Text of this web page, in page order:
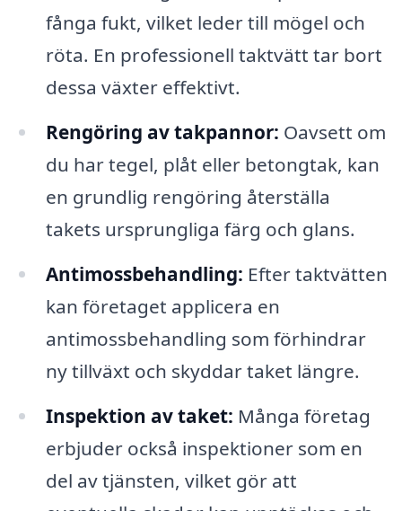
fånga fukt, vilket leder till mögel och
röta. En professionell taktvätt tar bort
dessa växter effektivt.
Rengöring av takpannor: Oavsett om
du har tegel, plåt eller betongtak, kan
en grundlig rengöring återställa
takets ursprungliga färg och glans.
Antimossbehandling: Efter taktvätten
kan företaget applicera en
antimossbehandling som förhindrar
ny tillväxt och skyddar taket längre.
Inspektion av taket: Många företag
erbjuder också inspektioner som en
del av tjänsten, vilket gör att